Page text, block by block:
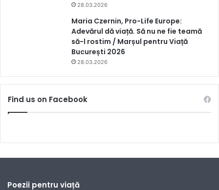
28.03.2026
Maria Czernin, Pro-Life Europe:
Adevărul dă viață. Să nu ne fie teamă
să-l rostim / Marșul pentru Viață
București 2026
28.03.2026
Find us on Facebook
Poezii pentru viață